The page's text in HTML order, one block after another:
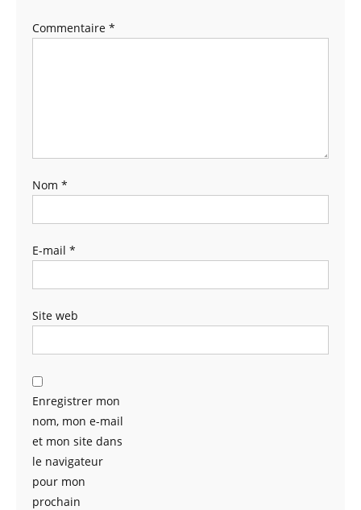
Commentaire *
Nom *
E-mail *
Site web
Enregistrer mon
nom, mon e-mail
et mon site dans
le navigateur
pour mon
prochain